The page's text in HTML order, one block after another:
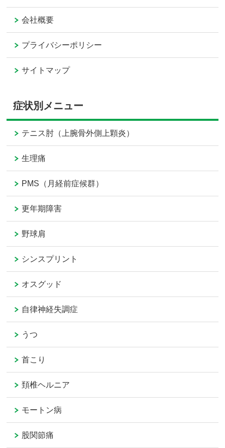
会社概要
プライバシーポリシー
サイトマップ
症状別メニュー
テニス肘（上腕骨外側上顆炎）
生理痛
PMS（月経前症候群）
更年期障害
野球肩
シンスプリント
オスグッド
自律神経失調症
うつ
首こり
頚椎ヘルニア
モートン病
股関節痛